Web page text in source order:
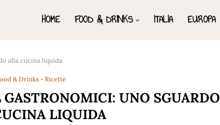
HOME FOOD & DRINKS ITALIA EUROPA
alla cucina liquida
& Drinks - Ricette
UNO SGUARDO
LIQUIDA